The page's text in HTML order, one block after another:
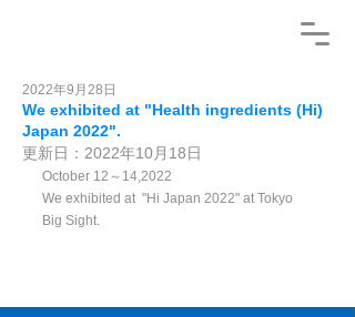
We exhibited at "Health ingredients (Hi)
Japan 2022".
2022年9月28日
更新日： 2022年10月18日
October 12～14,2022
We exhibited at  "Hi Japan 2022" at Tokyo
Big Sight.